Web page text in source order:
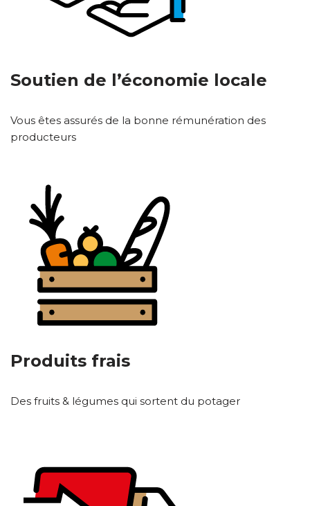
Soutien de l’économie locale
Vous êtes assurés de la bonne rémunération des
producteurs
Produits frais
Des fruits & légumes qui sortent du potager